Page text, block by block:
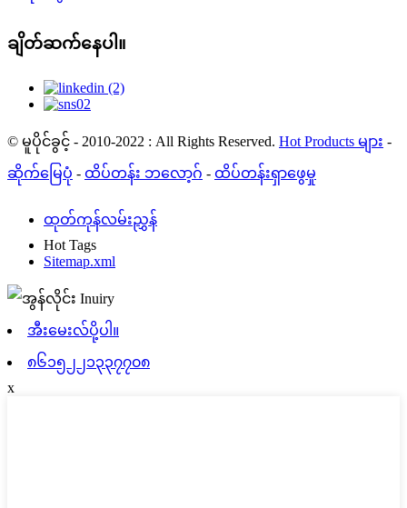
ချိတ်ဆက်နေပါ။
© မူပိုင်ခွင့် - 2010-2022 : All Rights Reserved. Hot Products များ -
ဆိုက်မြေပုံ - ထိပ်တန်း ဘလော့ဂ် - ထိပ်တန်းရှာဖွေမှု
ထုတ်ကုန်လမ်းညွှန်
Hot Tags
Sitemap.xml
အီးမေးလ်ပို့ပါ။
၈၆၁၅၂၂၁၃၃၇၇၀၈
x